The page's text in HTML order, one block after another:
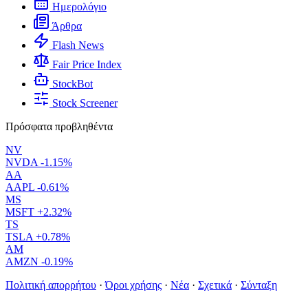
Ημερολόγιο
Άρθρα
Flash News
Fair Price Index
StockBot
Stock Screener
Πρόσφατα προβληθέντα
NV
NVDA -1.15%
AA
AAPL -0.61%
MS
MSFT +2.32%
TS
TSLA +0.78%
AM
AMZN -0.19%
Πολιτική απορρήτου · Όροι χρήσης · Νέα · Σχετικά · Σύνταξη